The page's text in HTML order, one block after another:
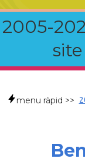
2005-
menu ràpid >>